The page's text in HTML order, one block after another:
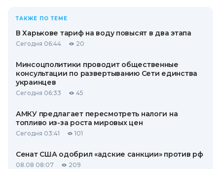
ТАКЖЕ ПО ТЕМЕ
В Харькове тариф на воду повысят в два этапа
Сегодня 06:44 20
Минсоцполитики проводит общественные
консультации по развертыванию Сети единства
украинцев
Сегодня 06:33 45
АМКУ предлагает пересмотреть налоги на
топливо из-за роста мировых цен
Сегодня 03:41 101
Сенат США одобрил «адские санкции» против рф
08.08 08:07 209